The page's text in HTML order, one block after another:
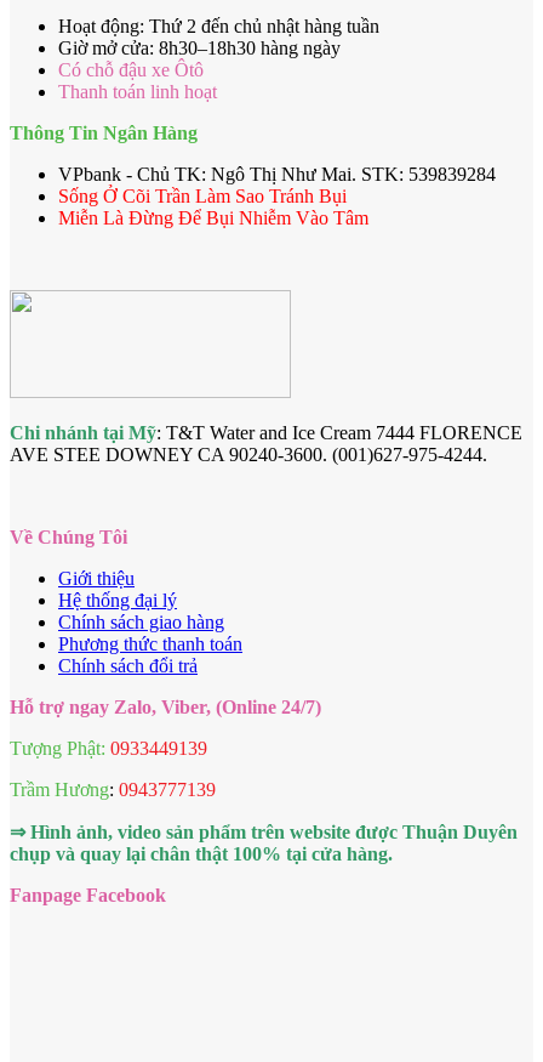
Hoạt động: Thứ 2 đến chủ nhật hàng tuần
Giờ mở cửa: 8h30–18h30 hàng ngày
Có chỗ đậu xe Ôtô
Thanh toán linh hoạt
Thông Tin Ngân Hàng
VPbank - Chủ TK: Ngô Thị Như Mai. STK: 539839284
Sống Ở Cõi Trần Làm Sao Tránh Bụi
Miễn Là Đừng Để Bụi Nhiễm Vào Tâm
Chi nhánh tại Mỹ: T&T Water and Ice Cream 7444 FLORENCE
AVE STEE DOWNEY CA 90240-3600. (001)627-975-4244.
Về Chúng Tôi
Giới thiệu
Hệ thống đại lý
Chính sách giao hàng
Phương thức thanh toán
Chính sách đổi trả
Hỗ trợ ngay Zalo, Viber, (Online 24/7)
Tượng Phật: 0933449139
Trầm Hương: 0943777139
⇒ Hình ảnh, video sản phẩm trên website được Thuận Duyên
chụp và quay lại chân thật 100% tại cửa hàng.
Fanpage Facebook